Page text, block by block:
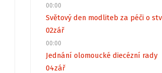
00:00
Světový den modliteb za péči o
02zář
00:00
Jednání olomoucké diecézní rady
04zář